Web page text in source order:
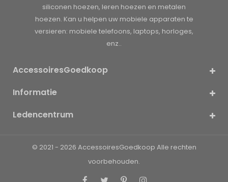
siliconen hoezen, leren hoezen en metalen
hoezen. Kan u helpen uw mobiele apparaten te
versieren: mobiele telefoons, laptops, horloges,
enz..
AccessoiresGoedkoop
Informatie
Ledencentrum
© 2021 - 2026 AccessoiresGoedkoop Alle rechten
voorbehouden.